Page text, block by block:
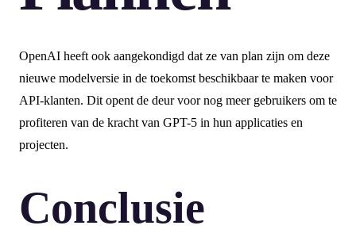
OpenAI heeft ook aangekondigd dat ze van plan zijn om deze
nieuwe modelversie in de toekomst beschikbaar te maken voor
API-klanten. Dit opent de deur voor nog meer gebruikers om te
profiteren van de kracht van GPT-5 in hun applicaties en
projecten.
Conclusie